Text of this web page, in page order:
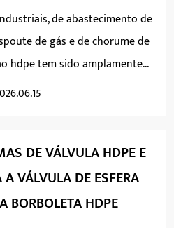
de abastecimento de
de gás e de chorume de
hdpe tem sido amplamente...
DE VÁLVULA HDPE E
VÁLVULA DE ESFERA
BORBOLETA HDPE